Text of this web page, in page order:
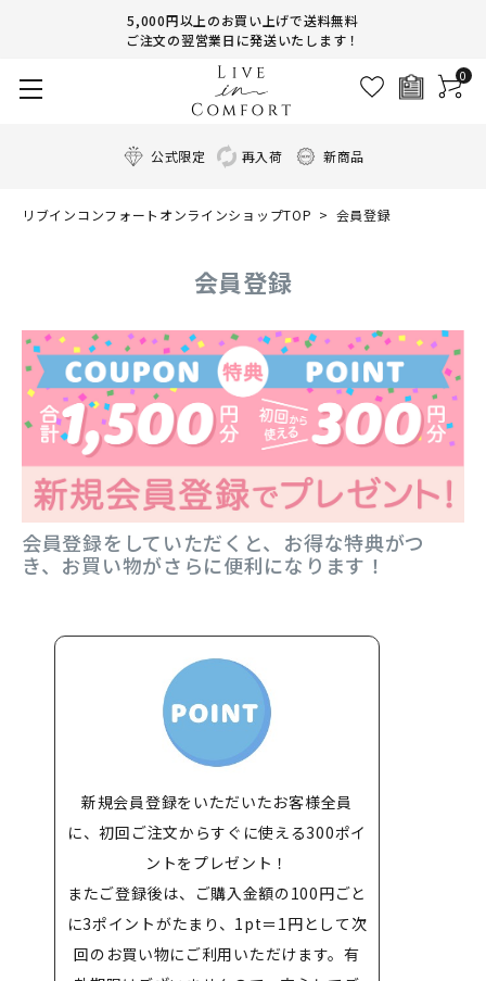
5,000円以上のお買い上げで送料無料
ご注文の翌営業日に発送いたします！
0
公式限定 再入荷 新商品
リブインコンフォートオンラインショップTOP 会員登録
会員登録
会員登録をしていただくと、お得な特典がつ
き、お買い物がさらに便利になります！
新規会員登録をいただいたお客様全員
に、初回ご注文からすぐに使える300ポイ
ントをプレゼント！
またご登録後は、ご購入金額の100円ごと
に3ポイントがたまり、1pt＝1円として次
回のお買い物にご利用いただけます。有